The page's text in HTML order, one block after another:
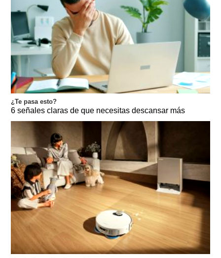
¿Te pasa esto?
6 señales claras de que necesitas descansar más